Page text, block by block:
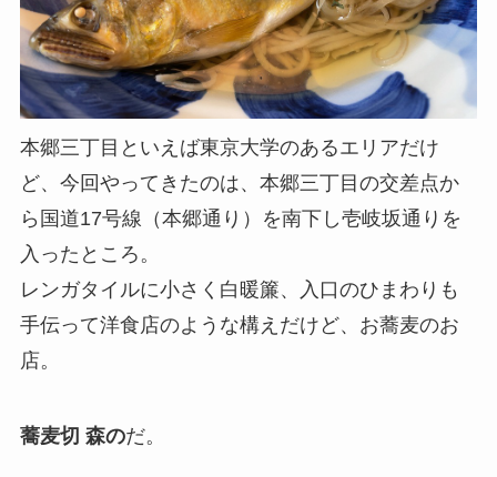
本郷三丁目といえば東京大学のあるエリアだけ
ど、今回やってきたのは、本郷三丁目の交差点か
ら国道17号線（本郷通り）を南下し壱岐坂通りを
入ったところ。
レンガタイルに小さく白暖簾、入口のひまわりも
手伝って洋食店のような構えだけど、お蕎麦のお
店。
蕎麦切 森のだ。